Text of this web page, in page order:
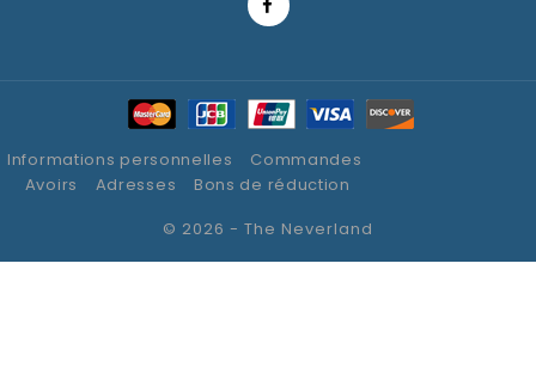
Informations personnelles
Commandes
Avoirs
Adresses
Bons de réduction
© 2026 - The Neverland